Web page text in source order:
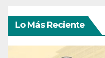
Lo Más Reciente